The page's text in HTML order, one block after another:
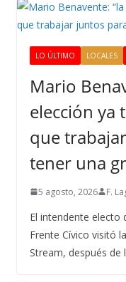
LO ÚLTIMO LOCALES
Mario
elección ya
que
tener una
5 agosto, 2026 F.
El intendente electo
Frente Cívico visitó
Stream, después de